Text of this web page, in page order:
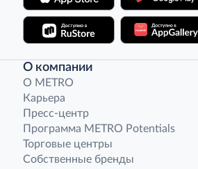
О компании
O METRO
Карьера
Пресс-центр
Программа METRO Potentials
Торговые центры
Собственные бренды